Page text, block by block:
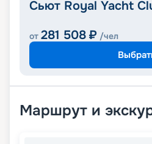
Сьют Royal Yacht
от 281 508 ₽ /чел
Маршрут и